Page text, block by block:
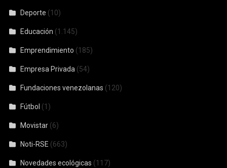
Deporte (10)
Educación (1.145)
Emprendimiento (185)
Empresa Privada (54)
Fundaciones venezolanas (120)
Fútbol (1)
Movistar (6)
Noti-RSE (663)
Novedades ecológicas (117)